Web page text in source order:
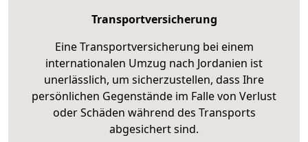
Transportversicherung
Eine Transportversicherung bei einem
internationalen Umzug nach Jordanien ist
unerlässlich, um sicherzustellen, dass Ihre
persönlichen Gegenstände im Falle von Verlust
oder Schäden während des Transports
abgesichert sind.